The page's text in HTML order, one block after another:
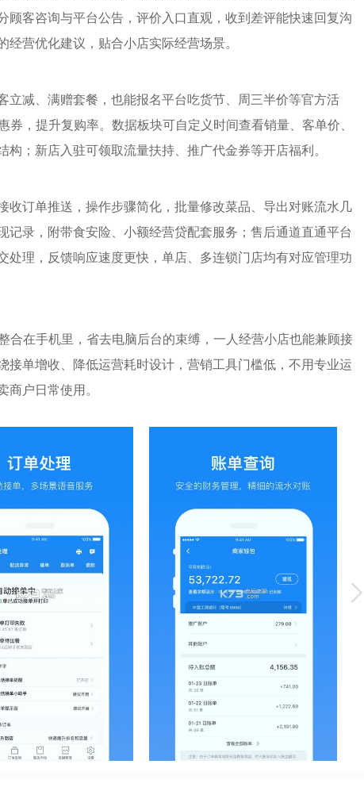
客咨询与平台公告，评价入口直观，收到差评能快速回复沟
营优化建议，贴合小店实际经营场景。
立减、满赠套餐，也能报名平台吃货节、周三半价等官方活
，提升复购率。数据板块可自定义时间查看销量、客单价、
；新店入驻可领取流量扶持、推广代金券等开店福利。
收订单推送，操作步骤简化，批量修改菜品、导出对账流水几
录，附带食安险、小额经营贷配套服务；售后通道直通平台
理，反馈响应速度更快，单店、多连锁门店均有对应管理功
合在手机里，省去电脑后台的束缚，一人经营小店也能兼顾接
单增收、降低运营耗时设计，营销工具门槛低，不用专业运
商户日常使用。